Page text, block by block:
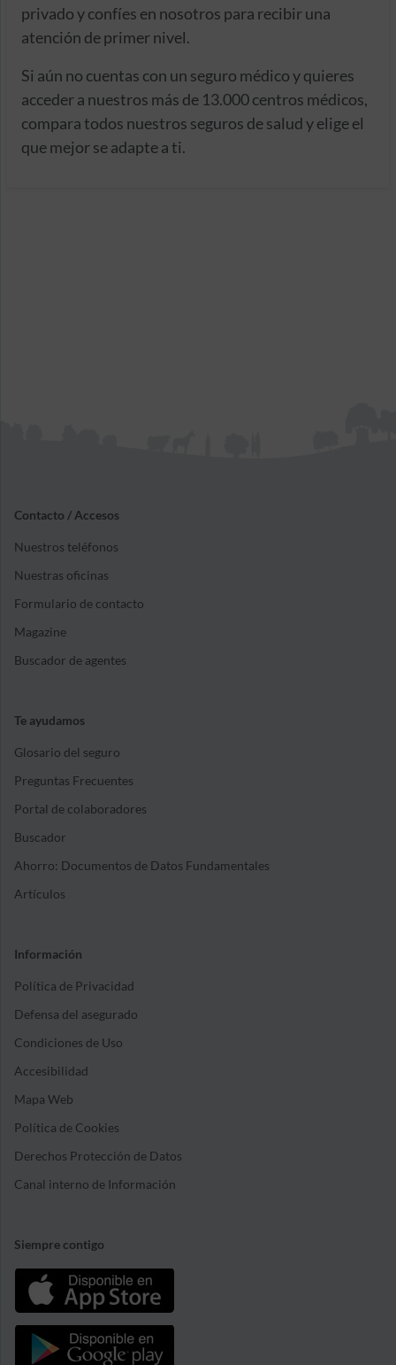
privado y confíes en nosotros para recibir una
atención de primer nivel.
Si aún no cuentas con un seguro médico y quieres
acceder a nuestros más de 13.000 centros médicos,
compara todos nuestros seguros de salud y elige el
que mejor se adapte a ti.
Contacto / Accesos
Nuestros teléfonos
Nuestras oficinas
Formulario de contacto
Magazine
Buscador de agentes
Te ayudamos
Glosario del seguro
Preguntas Frecuentes
Portal de colaboradores
Buscador
Ahorro: Documentos de Datos Fundamentales
Artículos
Información
Política de Privacidad
Defensa del asegurado
Condiciones de Uso
Accesibilidad
Mapa Web
Política de Cookies
Derechos Protección de Datos
Canal interno de Información
Siempre contigo